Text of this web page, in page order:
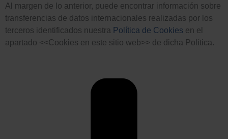
Al margen de lo anterior, puede encontrar información sobre
transferencias de datos internacionales realizadas por los
terceros identificados nuestra Política de Cookies en el
apartado <<Cookies en este sitio web>> de dicha Política.